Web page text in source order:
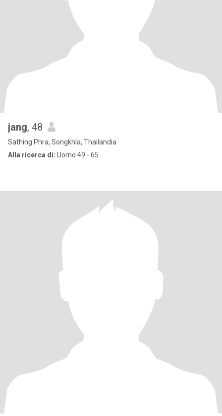
jang, 48
Sathing Phra, Songkhla, Thailandia
Alla ricerca di: Uomo 49 - 65